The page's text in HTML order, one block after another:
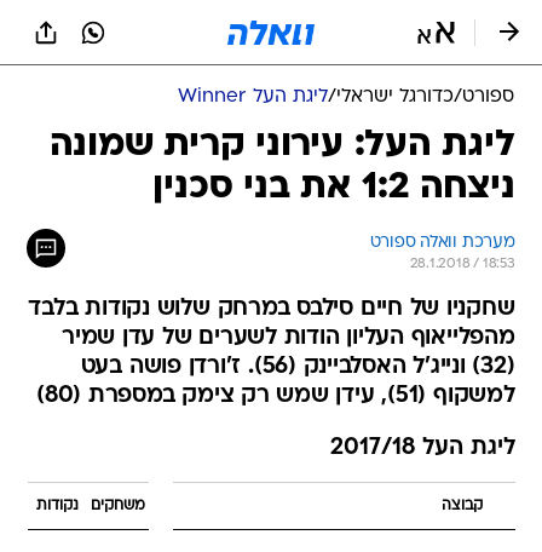
ספורט/כדורגל ישראלי/ליגת העל Winner
ליגת העל: עירוני קרית שמונה
ניצחה 1:2 את בני סכנין
מערכת וואלה ספורט
28.1.2018 / 18:53
שחקניו של חיים סילבס במרחק שלוש נקודות בלבד
מהפלייאוף העליון הודות לשערים של עדן שמיר
(32) ונייג'ל האסלביינק (56). ז'ורדן פושה בעט
למשקוף (51), עידן שמש רק צימק במספרת (80)
ליגת העל 2017/18
קבוצה משחקים נקודות